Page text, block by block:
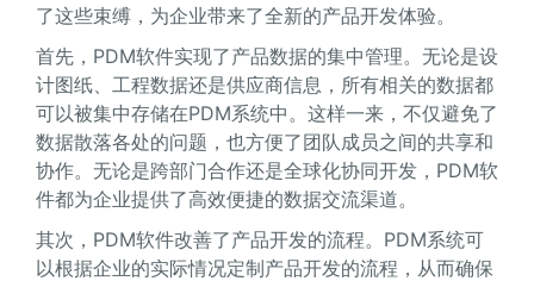
了这些束缚，为企业带来了全新的产品开发体验。
首先，PDM软件实现了产品数据的集中管理。无论是设
计图纸、工程数据还是供应商信息，所有相关的数据都
可以被集中存储在PDM系统中。这样一来，不仅避免了
数据散落各处的问题，也方便了团队成员之间的共享和
协作。无论是跨部门合作还是全球化协同开发，PDM软
件都为企业提供了高效便捷的数据交流渠道。
其次，PDM软件改善了产品开发的流程。PDM系统可
以根据企业的实际情况定制产品开发的流程，从而确保